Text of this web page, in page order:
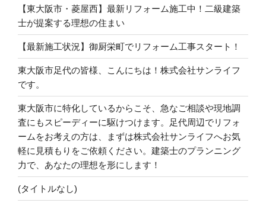
【東大阪市・菱屋西】最新リフォーム施工中！二級建築
士が提案する理想の住まい
【最新施工状況】御厨栄町でリフォーム工事スタート！
東大阪市足代の皆様、こんにちは！株式会社サンライフ
です。
東大阪市に特化しているからこそ、急なご相談や現地調
査にもスピーディーに駆けつけます。足代周辺でリフォ
ームをお考えの方は、まずは株式会社サンライフへお気
軽に見積もりをご依頼ください。建築士のプランニング
力で、あなたの理想を形にします！
(タイトルなし)